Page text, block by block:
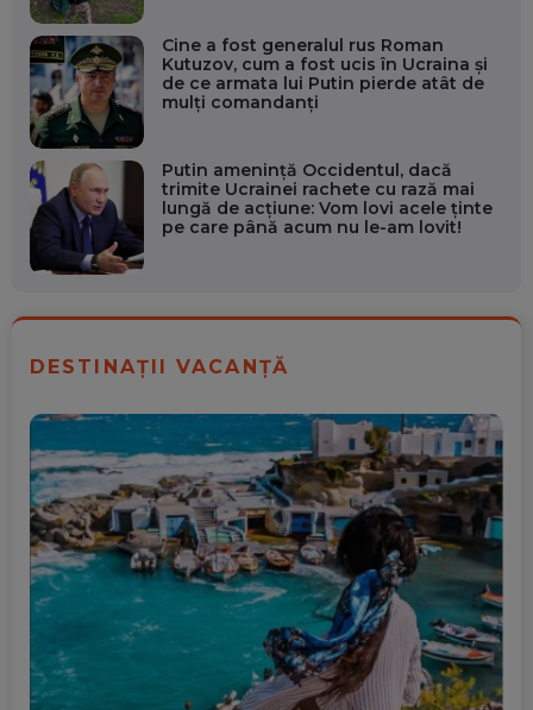
Cine a fost generalul rus Roman
Kutuzov, cum a fost ucis în Ucraina și
de ce armata lui Putin pierde atât de
mulți comandanți
Putin ameninţă Occidentul, dacă
trimite Ucrainei rachete cu rază mai
lungă de acţiune: Vom lovi acele ţinte
pe care până acum nu le-am lovit!
DESTINAȚII VACANȚĂ